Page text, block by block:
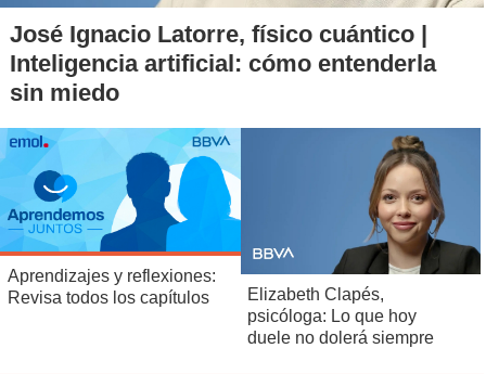
José Ignacio Latorre, físico cuántico |
Inteligencia artificial: cómo entenderla
sin miedo
Aprendizajes y reflexiones:
Revisa todos los capítulos
Elizabeth Clapés,
psicóloga: Lo que hoy
duele no dolerá siempre